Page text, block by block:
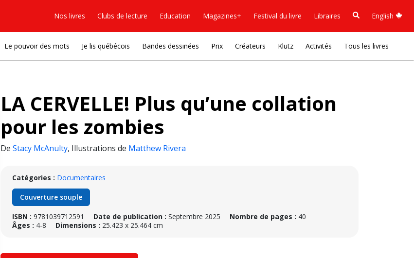
Nos livres Clubs de lecture Education Magazines+ Festival du livre Libraires English
Le pouvoir des mots Je lis québécois Bandes dessinées Prix Créateurs Klutz Activités Tous les livres
LA CERVELLE! Plus qu’une collation
pour les zombies
De Stacy McAnulty, Illustrations de Matthew Rivera
Catégories : Documentaires
Couverture souple
ISBN : 9781039712591 Date de publication : Septembre 2025 Nombre de pages : 40
Âges : 4-8 Dimensions : 25.423 x 25.464 cm